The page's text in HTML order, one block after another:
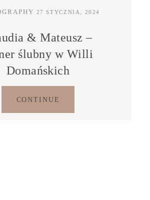
27 STYCZNIA, 2024
& Mateusz –
ślubny w Willi
Domańskich
CONTINUE